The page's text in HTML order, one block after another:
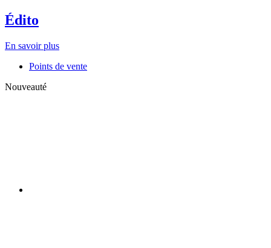
Édito
En savoir plus
Points de vente
Nouveauté